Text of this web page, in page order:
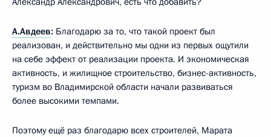
А.Авдеев: Благодарю за то, что такой проект был
реализован, и действительно мы одни из первых ощутили
на себе эффект от реализации проекта. И экономическая
активность, и жилищное строительство, бизнес-активность,
туризм во Владимирской области начали развиваться
более высокими темпами.
Поэтому ещё раз благодарю всех строителей, Марата